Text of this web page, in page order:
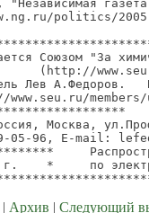
| Архив | Следующий